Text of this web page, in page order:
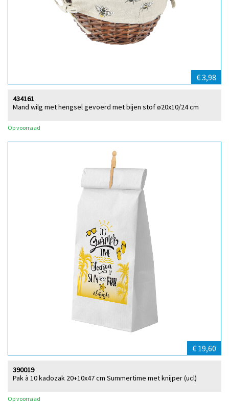
€ 3,98
Mand wilg met hengsel gevoerd met bijen stof ø20x10/24 cm
434161
Op voorraad
€ 19,60
Pak à 10 kadozak 20+10x47 cm Summertime met knijper (ucl)
390019
Op voorraad